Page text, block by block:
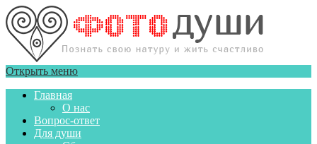
Открыть меню
Главная
О нас
Вопрос-ответ
Для души